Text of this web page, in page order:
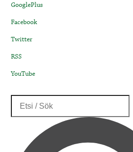
GooglePlus
Facebook
Twitter
RSS
YouTube